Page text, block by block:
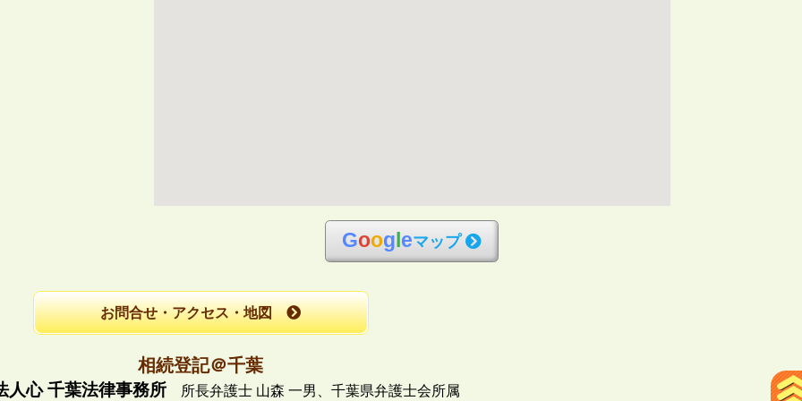
Goog eマップ
お問合せ・アクセス・地図
相続登記＠千葉
人心 千葉法律事務所 所長弁護士 山森 一男、 千葉県弁護士会所属